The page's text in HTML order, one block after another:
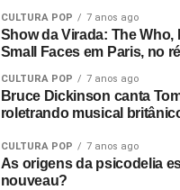
CULTURA POP 7 anos ago
Show da Virada: The Who,
Small Faces em Paris, no
CULTURA POP 7 anos ago
Bruce Dickinson canta
roletrando musical
CULTURA POP 7 anos ago
As origens da psicodelia
nouveau?